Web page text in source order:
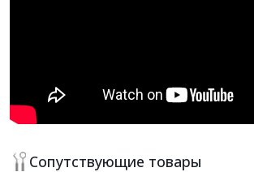
Сопутствующие товары